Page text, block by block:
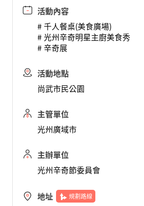
活動內容
# 千人餐桌(美食廣場)
# 光州辛奇明星主廚美食秀
# 辛奇展
活動地點
尚武市民公園
主管單位
光州廣域市
主辦單位
光州辛奇節委員會
地址 規劃路線